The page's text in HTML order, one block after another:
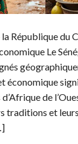
République du
Le
économique
de
traditions et